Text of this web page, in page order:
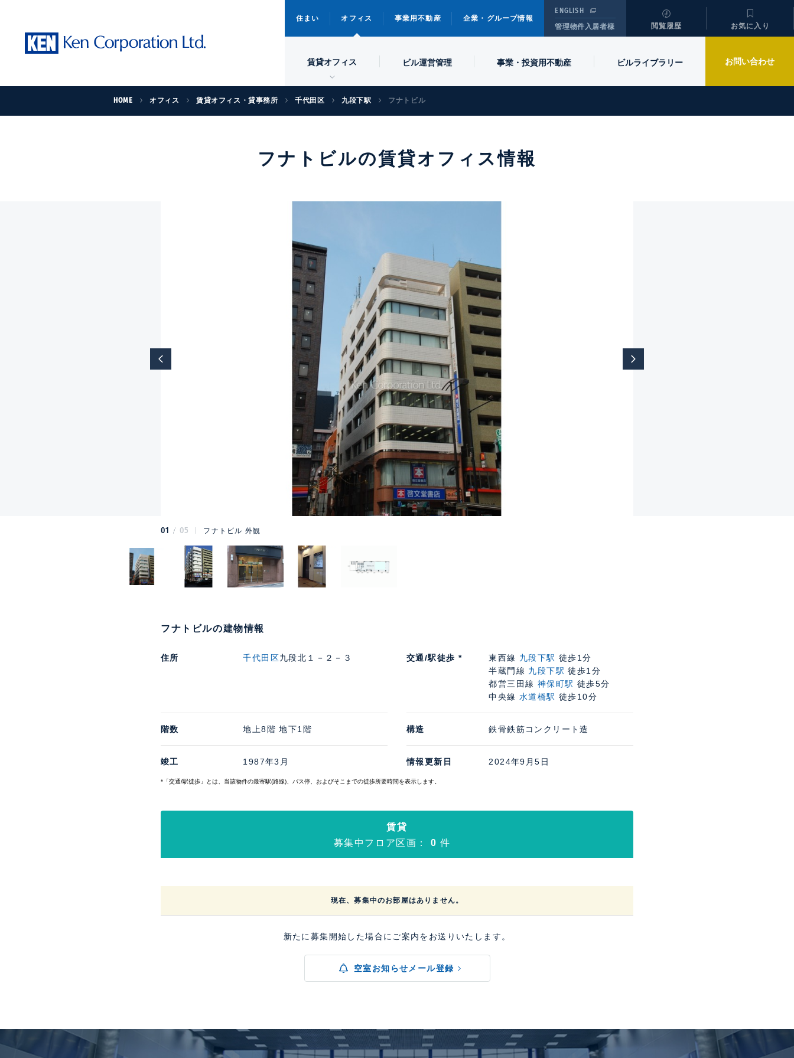
住まい オフィス 事業用不動産 企業・グループ情報
ENGLISH
管理物件入居者様
閲覧履歴 お気に入り
賃貸オフィス ビル運営管理 事業・投資用不動産 ビルライブラリー お問い合わせ
HOME オフィス 賃貸オフィス・貸事務所 千代田区 九段下駅 フナトビル
フナトビルの賃貸オフィス情報
01 05 フナトビル 外観
フナトビルの建物情報
住所 千代田区九段北１－２－３ 交通/駅徒歩 * 東西線 九段下駅 徒歩1分
半蔵門線 九段下駅 徒歩1分
都営三田線 神保町駅 徒歩5分
中央線水道橋駅 徒歩10分
階数 地上8階 地下1階 構造 鉄骨鉄筋コンクリート造
竣工 1987年3月 情報更新日 2024年9月5日
*「交通/駅徒歩」とは、当該物件の最寄駅(路線)、バス停、およびそこまでの徒歩所要時間を表示します。
賃貸
募集中フロア区画： 0 件
現在、募集中のお部屋はありません。
新たに募集開始した場合にご案内をお送りいたします。
空室お知らせメール登録